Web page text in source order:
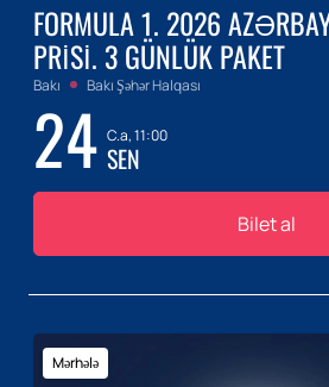
FORMULA 1. 2026
PRISI. 3 GÜNLÜK PAKET
Bakı Bakı Şəhər Halqası
24 C.a, 11:00
SEN
Bilet al
Mərhələ